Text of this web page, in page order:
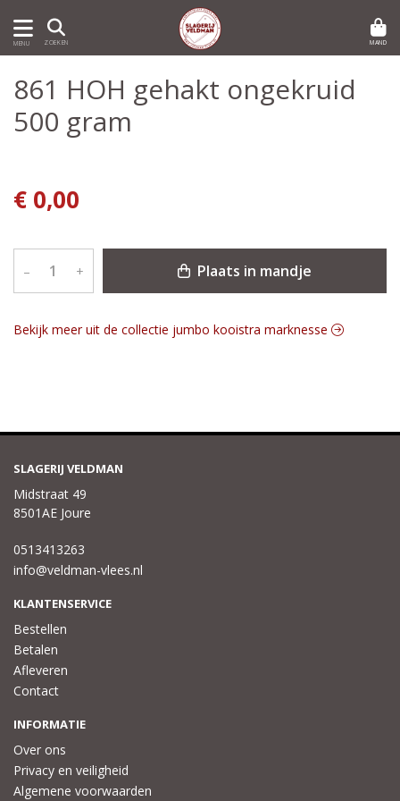
MENU ZOEKEN MAND
861 HOH gehakt ongekruid
500 gram
€ 0,00
– + Plaats in mandje
Bekijk meer uit de collectie jumbo kooistra marknesse
SLAGERIJ VELDMAN
Midstraat 49
8501AE Joure
0513413263
info@veldman-vlees.nl
KLANTENSERVICE
Bestellen
Betalen
Afleveren
Contact
INFORMATIE
Over ons
Privacy en veiligheid
Algemene voorwaarden